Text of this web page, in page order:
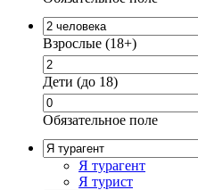
Взрослые (18+)
Дети (до 18)
Обязательное поле
Я турагент
Я турист